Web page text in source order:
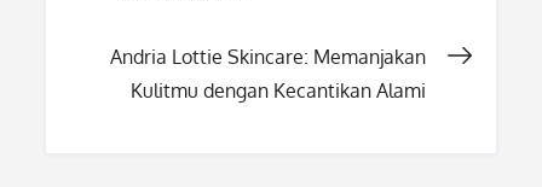
Andria Lottie Skincare: Memanjakan
Kulitmu dengan Kecantikan Alami